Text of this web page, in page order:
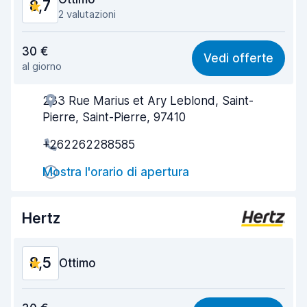
8,7 2 valutazioni
8,9
Facile da trovare 8,2
Gentilezza degli agenti
Condizioni dell'auto 8,7
30 €
al giorno
Vedi offerte
233 Rue Marius et Ary Leblond, Saint-
Pierre, Saint-Pierre, 97410
+262262288585
Mostra l'orario di apertura
Hertz
8,5 Ottimo
8,5